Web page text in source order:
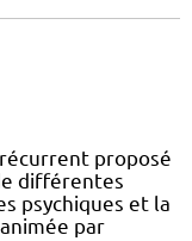
proposé
différentes
psychiques et la
par